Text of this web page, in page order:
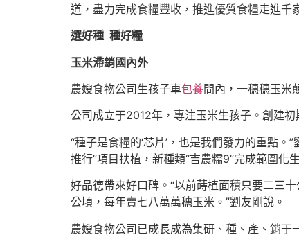
道，盡力完成食糧豐收，推進優質食糧走進千
選好種 種好糧
玉米滯銷國內外
農嫂食物公司生孩子車包養間內，一穗穗玉米
公司成立于2012年，專注玉米生孩子。創建
“種子是食糧的‘芯片’，也是我們發力的重點
推行”項目扶植，新種類“吉農糯9”完成範圍
好品德帶來好口碑。“以前蒔植面積只要二三
公頃，每年賣七八萬萬穗玉米。”劉友剛說。
農嫂食物公司已成長成為集研、種、產、銷